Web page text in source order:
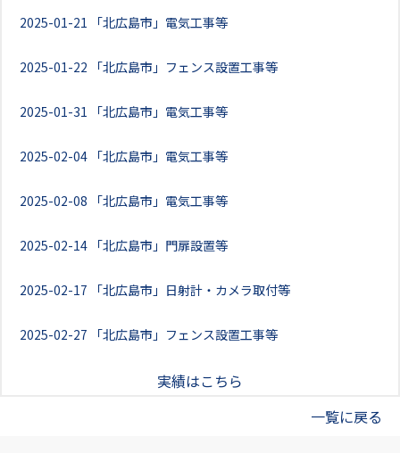
2025-01-21 「北広島市」電気工事等
2025-01-22 「北広島市」フェンス設置工事等
2025-01-31 「北広島市」電気工事等
2025-02-04 「北広島市」電気工事等
2025-02-08 「北広島市」電気工事等
2025-02-14 「北広島市」門扉設置等
2025-02-17 「北広島市」日射計・カメラ取付等
2025-02-27 「北広島市」フェンス設置工事等
実績はこちら
一覧に戻る